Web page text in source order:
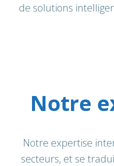
de solutions
Notre
Notre expertise
secteurs, et se